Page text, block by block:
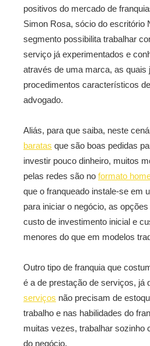
positivos do mercado de
Simon Rosa, sócio do escritório
segmento possibilita trabalhar
serviço já experimentados e
através de uma marca, as quais
procedimentos característicos
advogado.
Aliás, para que saiba, neste
baratas que são boas pedidas
investir pouco dinheiro, muitos
pelas redes são no formato
que o franqueado instale-se em
para iniciar o negócio, as
custo de investimento inicial e
menores do que em modelos
Outro tipo de franquia que
é a de prestação de serviços, já
serviços não precisam de
trabalho e nas habilidades do
muitas vezes, trabalhar sozinho
do negócio.